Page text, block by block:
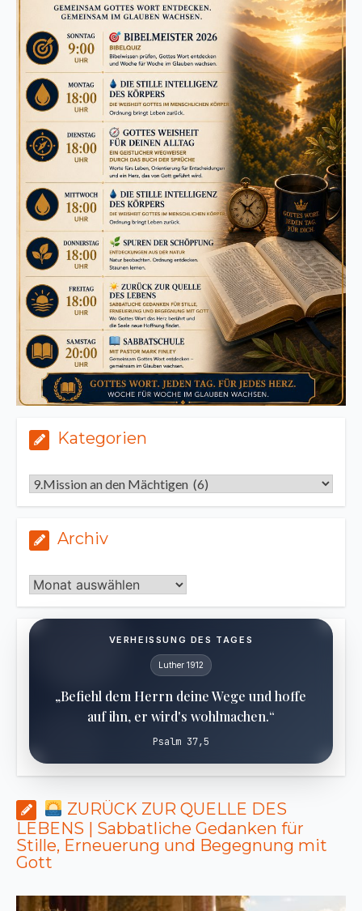
Kategorien
Kategorien
Archiv
Archiv
VERHEISSUNG DES TAGES
Luther 1912
„Befiehl dem Herrn deine Wege und hoffe
auf ihn, er wird's wohlmachen.“
Psalm 37,5
ZURÜCK ZUR QUELLE DES
LEBENS | Sabbatliche Gedanken für
Stille, Erneuerung und Begegnung mit
Gott